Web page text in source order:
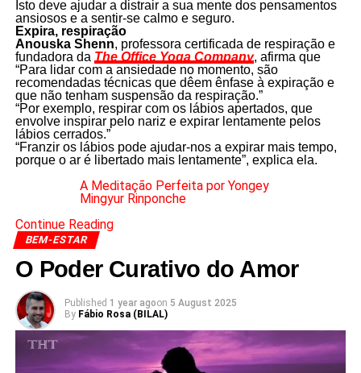
Isto deve ajudar a distrair a sua mente dos pensamentos
ansiosos e a sentir-se calmo e seguro.
Expira, respiração
Anouska Shenn, professora certificada de respiração e
fundadora da The Office Yoga Company, afirma que
“Para lidar com a ansiedade no momento, são
recomendadas técnicas que dêem ênfase à expiração e
que não tenham suspensão da respiração.”
“Por exemplo, respirar com os lábios apertados, que
envolve inspirar pelo nariz e expirar lentamente pelos
lábios cerrados.”
“Franzir os lábios pode ajudar-nos a expirar mais tempo,
porque o ar é libertado mais lentamente”, explica ela.
A Meditação Perfeita por Yongey
Mingyur Rinponche
Continue Reading
BEM-ESTAR
O Poder Curativo do Amor
Published 1 year agoon 5 August 2025
By Fábio Rosa (BILAL)